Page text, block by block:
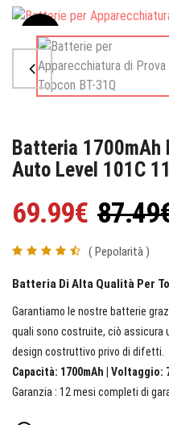
Sale
Batteria 1700mAh
Auto Level 101C
69.99€
( Pepolarità )
Batteria Di Alta Qualità Per
Garantiamo le nostre batterie
quali sono costruite, ciò assicura
design costruttivo privo di difetti.
Capacità: 1700mAh | Voltaggio:
Garanzia : 12 mesi completi di